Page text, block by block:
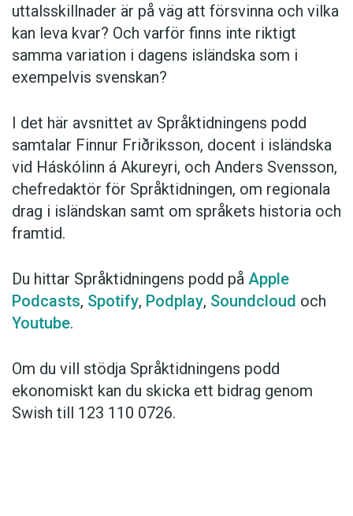
Hantera cookie-inställningar
uttalsskillnader är på väg att försvinna och vilka
kan leva kvar? Och varför finns inte riktigt
samma variation i dagens isländska som i
exempelvis svenskan?
I det här avsnittet av Språktidningens podd
samtalar Finnur Friðriksson, docent i isländska
vid Háskólinn á Akureyri, och Anders Svensson,
chefredaktör för Språktidningen, om regionala
drag i isländskan samt om språkets historia och
framtid.
Du hittar Språktidningens podd på Apple
Podcasts, Spotify, Podplay, Soundcloud och
Youtube.
Om du vill stödja Språktidningens podd
ekonomiskt kan du skicka ett bidrag genom
Swish till 123 110 0726.